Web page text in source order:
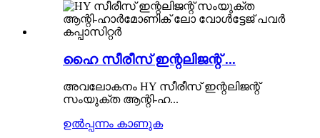
ഹൈ സീരീസ് ഇന്റലിജന്റ് ...
അവലോകനം HY സീരീസ് ഇന്റലിജന്റ്
സംയുക്ത ആന്റി-ഹ...
ഉൽപ്പന്നം കാണുക